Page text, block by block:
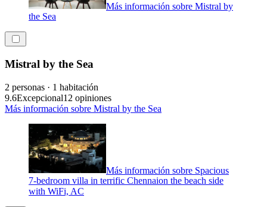
Más información sobre Mistral by
the Sea
Mistral by the Sea
2 personas · 1 habitación
9.6Excepcional12 opiniones
Más información sobre Mistral by the Sea
Más información sobre Spacious
7-bedroom villa in terrific Chennaion the beach side
with WiFi, AC